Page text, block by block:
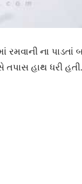
ના પાડતાં
તપાસ હાથ ધરી હતી.